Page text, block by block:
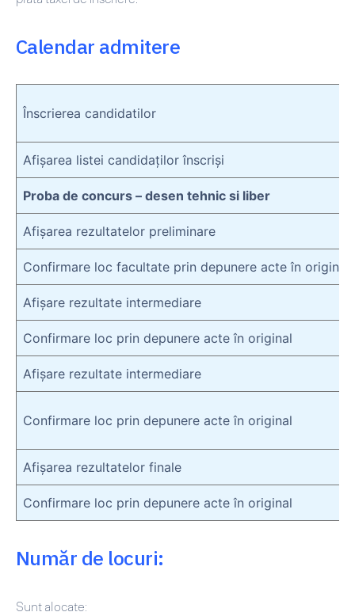
Calendar admitere
Înscrierea candidatilor
Afișarea listei candidaților înscriși
Proba de concurs – desen tehnic si liber
Afişarea rezultatelor preliminare
Confirmare loc facultate prin depunere acte în original
Afișare rezultate intermediare
Confirmare loc prin depunere acte în original
Afișare rezultate intermediare
Confirmare loc prin depunere acte în original
Afișarea rezultatelor finale
Confirmare loc prin depunere acte în original
Număr de locuri:
Sunt alocate: